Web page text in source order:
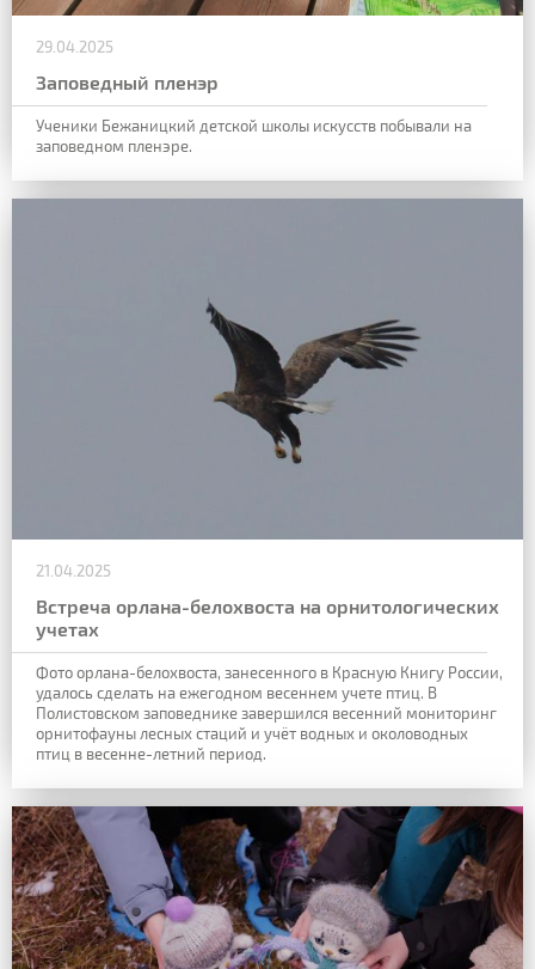
29.04.2025
Заповедный пленэр
Ученики Бежаницкий детской школы искусств побывали на
заповедном пленэре.
21.04.2025
Встреча орлана-белохвоста на орнитологических
учетах
Фото орлана-белохвоста, занесенного в Красную Книгу России,
удалось сделать на ежегодном весеннем учете птиц. В
Полистовском заповеднике завершился весенний мониторинг
орнитофауны лесных стаций и учёт водных и околоводных
птиц в весенне-летний период.